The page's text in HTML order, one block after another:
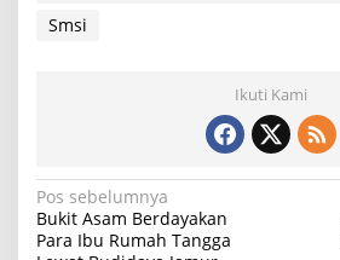
Smsi
Ikuti Kami
N
a
Pos sebelumnya
Bukit Asam Berdayakan
Para Ibu Rumah Tangga